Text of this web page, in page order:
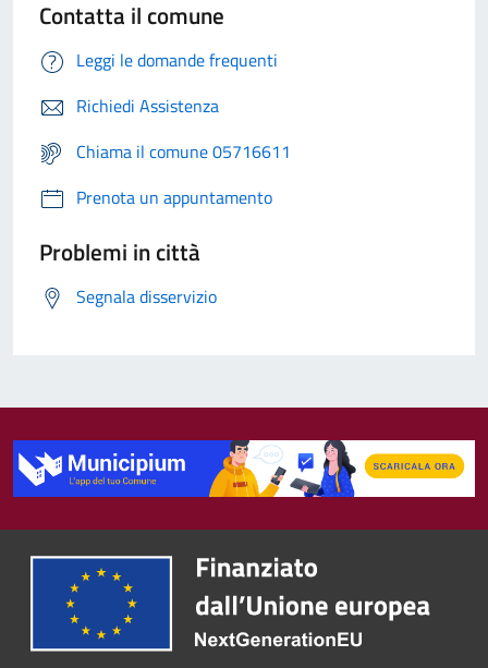
Contatta il comune
Leggi le domande frequenti
Richiedi Assistenza
Chiama il comune 05716611
Prenota un appuntamento
Problemi in città
Segnala disservizio